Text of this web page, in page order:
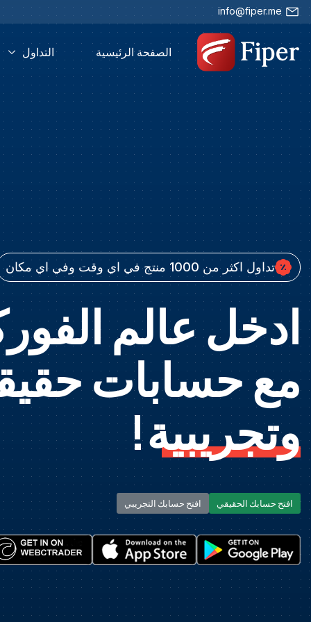
info@fiper.me
الصفحة الرئيسية التداول
تداول اكثر من 1000 منتج في اي وقت وفي اي مكان
ادخل عالم
مع حسابات
وتجريبية!
افتح حسابك الحقيقي افتح حسابك التجريبي